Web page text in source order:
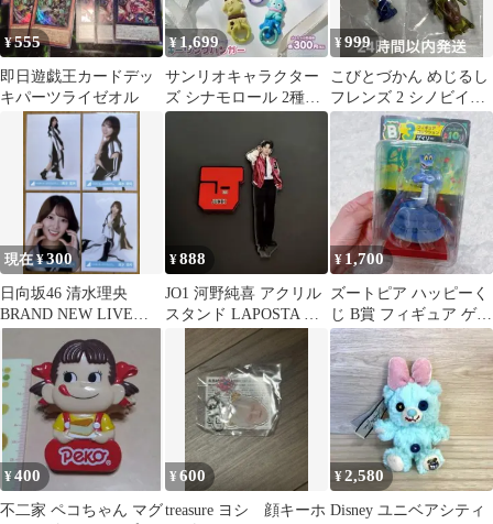
¥555
即日遊戯王カードデッ
キパーツライゼオル
¥1,699
サンリオキャラクター
ズ シナモロール 2種セ
ット
¥999
こびとづかん めじるし
フレンズ 2 シノビイエ
コビト バイブスマダ
現在 ¥300
日向坂46 清水理央
BRAND NEW LIVE
¥888
JO1 河野純喜 アクリル
スタンド LAPOSTA ラ
¥ 1,700
ズートピア ハッピーく
じ B賞 フィギュア ゲイ
リー
¥400
不二家 ペコちゃん マグ
¥600
treasure ヨシ 顔キーホ
¥2,580
Disney ユニベアシティ